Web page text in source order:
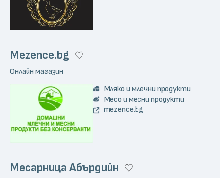
Mezence.bg
Онлайн магазин
Мляко и млечни продукти
Месо и месни продукти
mezence.bg
Месарница Абърдийн